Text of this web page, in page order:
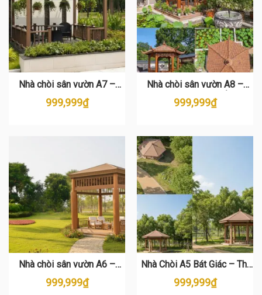
Nhà chòi sân vườn A7 –
Pergola ngoài trời cao cấp
999,999₫
Nhà chòi sân vườn A8 –
Gazebo gỗ mái ngói Á Đông
bền đẹp
999,999₫
Nhà chòi sân vườn A6 –
Chòi gỗ 6 cạnh cao cấp
999,999₫
Nhà Chòi A5 Bát Giác – Thi
công nhanh, bền đẹp
999,999₫